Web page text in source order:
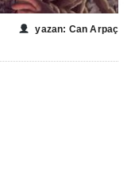
yazan: Can Arpaç